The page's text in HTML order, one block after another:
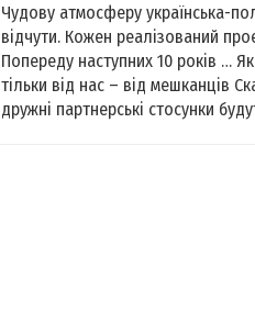
Чудову атмосферу українська-
відчути. Кожен реалізований
Попереду наступних 10 років …
тільки від нас – від мешканців
дружні партнерські стосунки